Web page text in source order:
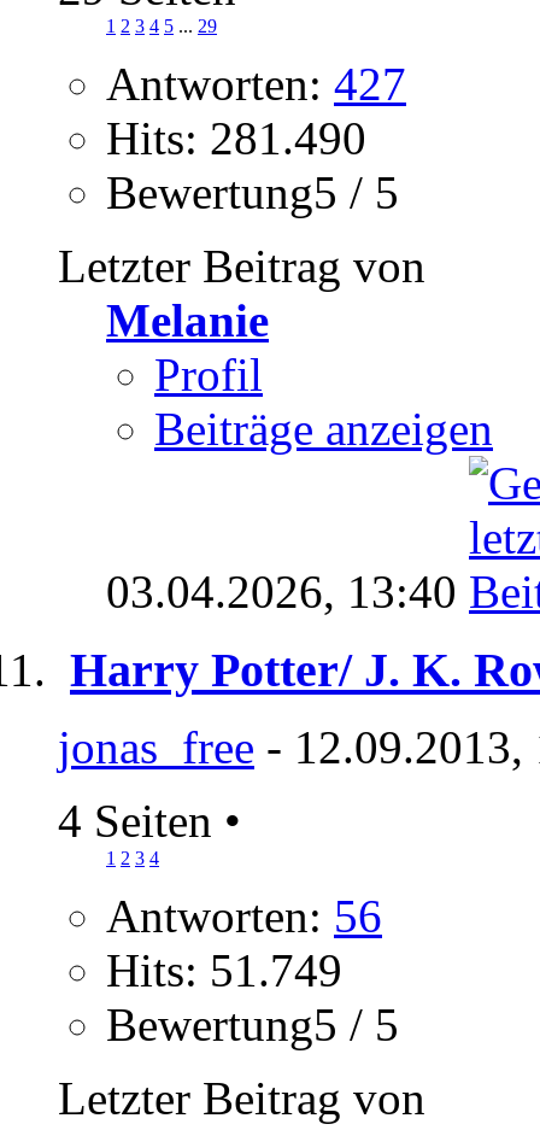
1 2 3 4 5 ... 29
Antworten: 427
Hits: 281.490
Bewertung5 / 5
Letzter Beitrag von
Melanie
Profil
Beiträge anzeigen
03.04.2026, 13:40
Harry Potter/ J. K.
jonas_free -
4 Seiten •
1 2 3 4
Antworten: 56
Hits: 51.749
Bewertung5 / 5
Letzter Beitrag von